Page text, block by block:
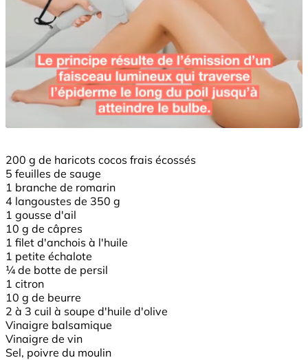
200 g de haricots cocos frais écossés
5 feuilles de sauge
1 branche de romarin
4 langoustes de 350 g
1 gousse d'ail
10 g de câpres
1 filet d'anchois à l'huile
1 petite échalote
¼ de botte de persil
1 citron
10 g de beurre
2 à 3 cuil à soupe d'huile d'olive
Vinaigre balsamique
Vinaigre de vin
Sel, poivre du moulin